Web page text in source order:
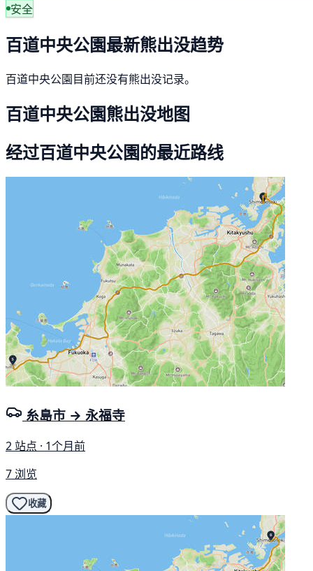
安全
百道中央公園最新熊出没趋势
百道中央公園目前还没有熊出没记录。
百道中央公園熊出没地图
经过百道中央公園的最近路线
糸島市 → 永福寺
2 站点 · 1个月前
7 浏览
收藏